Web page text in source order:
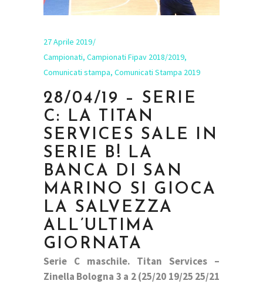
27 Aprile 2019
Campionati, Campionati Fipav 2018/2019,
Comunicati stampa, Comunicati Stampa 2019
28/04/19 – SERIE
C: LA TITAN
SERVICES SALE IN
SERIE B! LA
BANCA DI SAN
MARINO SI GIOCA
LA SALVEZZA
ALL’ULTIMA
GIORNATA
Serie C maschile. Titan Services –
Zinella Bologna 3 a 2 (25/20 19/25 25/21